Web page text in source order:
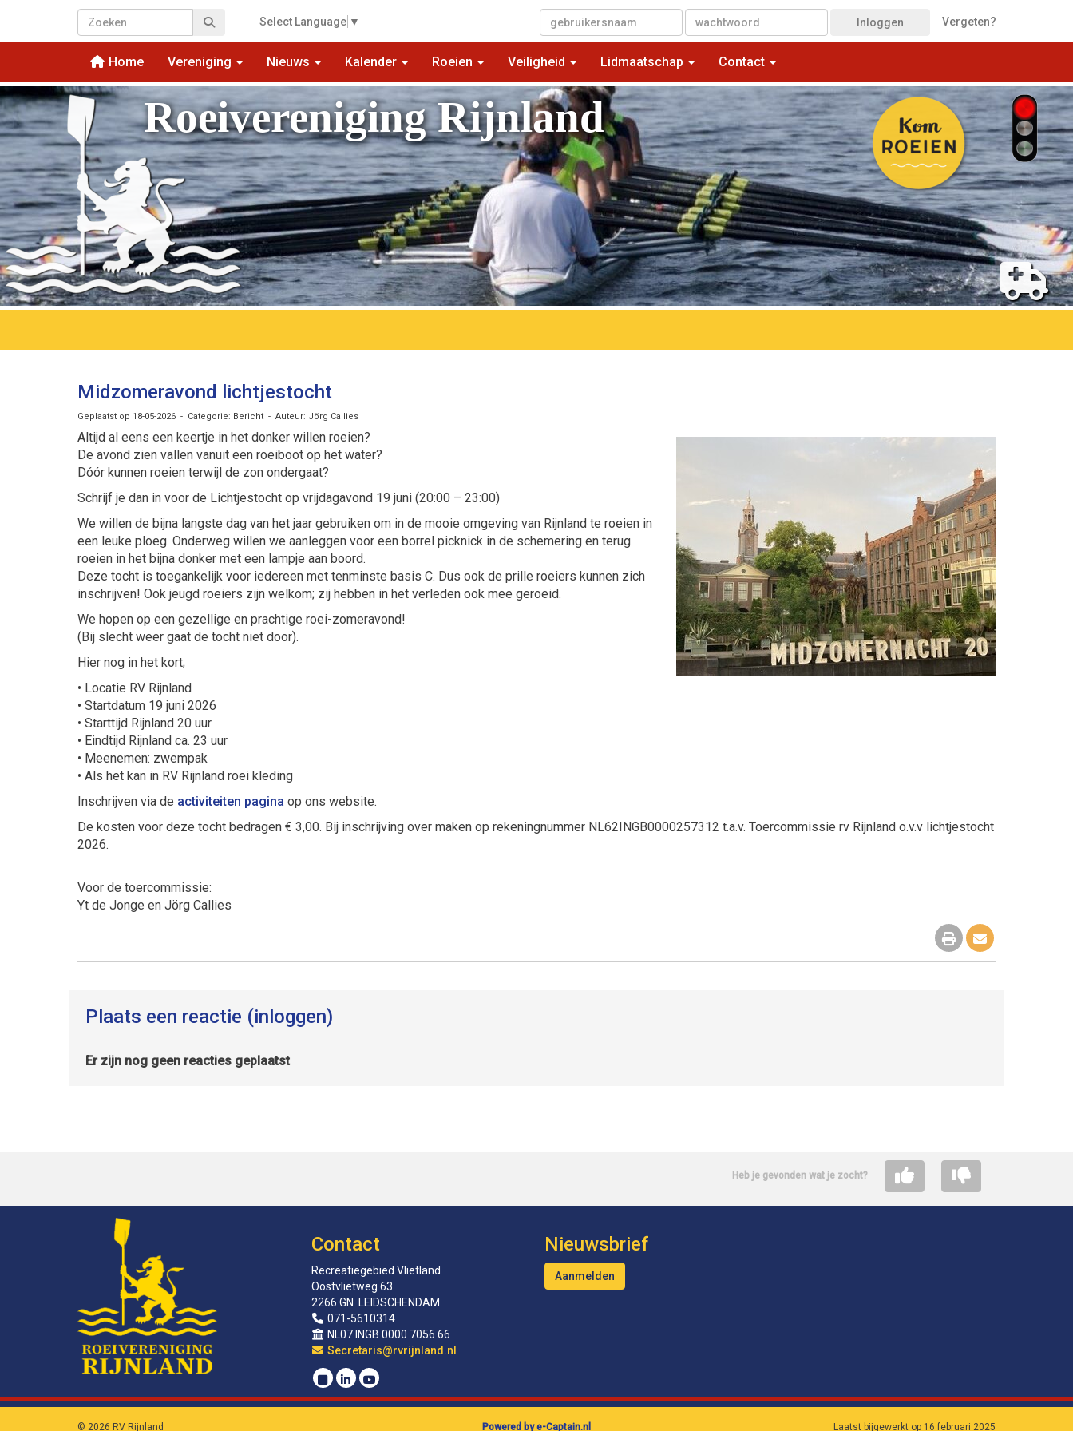
Select Language ▼ Inloggen Vergeten?
Home Vereniging Nieuws Kalender Roeien Veiligheid Lidmaatschap Contact
Roeivereniging Rijnland
Midzomeravond lichtjestocht
Geplaatst op 18-05-2026 - Categorie: Bericht - Auteur: Jörg Callies
Altijd al eens een keertje in het donker willen roeien?
De avond zien vallen vanuit een roeiboot op het water?
Dóór kunnen roeien terwijl de zon ondergaat?
Schrijf je dan in voor de Lichtjestocht op vrijdagavond 19 juni (20:00 – 23:00)
We willen de bijna langste dag van het jaar gebruiken om in de mooie omgeving van Rijnland te roeien in
een leuke ploeg. Onderweg willen we aanleggen voor een borrel picknick in de schemering en terug
roeien in het bijna donker met een lampje aan boord.
Deze tocht is toegankelijk voor iedereen met tenminste basis C. Dus ook de prille roeiers kunnen zich
inschrijven! Ook jeugd roeiers zijn welkom; zij hebben in het verleden ook mee geroeid.
We hopen op een gezellige en prachtige roei-zomeravond!
(Bij slecht weer gaat de tocht niet door).
Hier nog in het kort;
• Locatie RV Rijnland
• Startdatum 19 juni 2026
• Starttijd Rijnland 20 uur
• Eindtijd Rijnland ca. 23 uur
• Meenemen: zwempak
• Als het kan in RV Rijnland roei kleding
Inschrijven via de activiteiten pagina op ons website.
De kosten voor deze tocht bedragen € 3,00. Bij inschrijving over maken op rekeningnummer NL62INGB0000257312 t.a.v. Toercommissie rv Rijnland o.v.v lichtjestocht
2026.
Voor de toercommissie:
Yt de Jonge en Jörg Callies
Plaats een reactie (inloggen)
Er zijn nog geen reacties geplaatst
Heb je gevonden wat je zocht?
Contact
Recreatiegebied Vlietland
Oostvlietweg 63
2266 GN LEIDSCHENDAM
071-5610314
NL07 INGB 0000 7056 66
siraterceS@rvrijnland.nl
Nieuwsbrief
Aanmelden
© 2026 RV Rijnland Powered by e-Captain.nl Laatst bijgewerkt op 16 februari 2025